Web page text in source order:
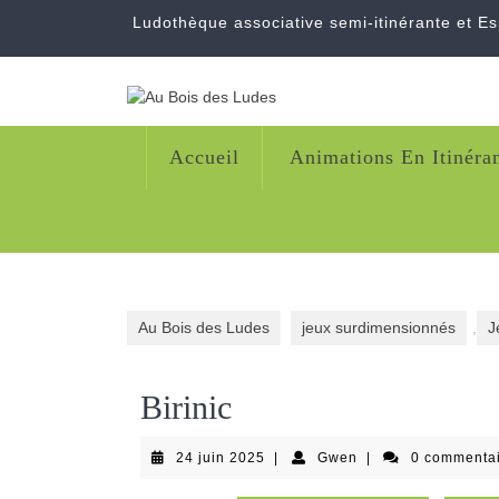
content
Ludothèque associative semi-itinérante et
Accueil Animations En
Au Bois des Ludes jeux surdimensionnés
Birinic
24 juin 2025 24| Gwen Gwen
| 0